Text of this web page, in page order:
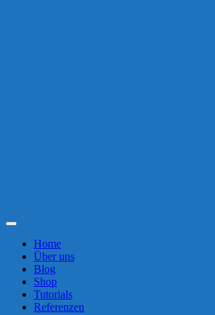
Toggle
NavigationHome
Über uns
Blog
Shop
Tutorials
Referenzen